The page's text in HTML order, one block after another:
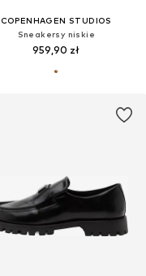
COPENHAGEN STUDIOS
Sneakersy niskie
959,90 zł